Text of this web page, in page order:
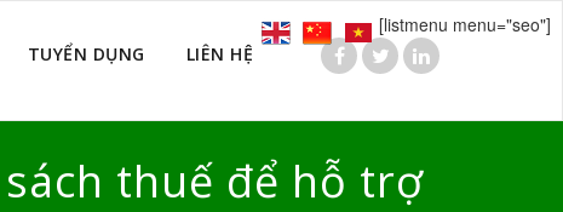
TUYỂN DỤNG LIÊN HỆ
thuế để hỗ trợ
[listmenu menu="seo"]